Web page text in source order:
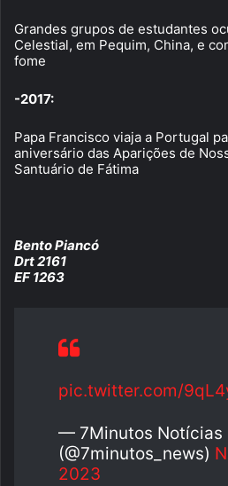
Grandes grupos de estudantes
Celestial, em Pequim, China, e
fome
-2017:
Papa Francisco viaja a Portugal
aniversário das Aparições de
Santuário de Fátima
Bento Piancó
Drt 2161
EF 1263
pic.twitter.com/
— 7Minutos Notícias
(@7minutos_news)
2023